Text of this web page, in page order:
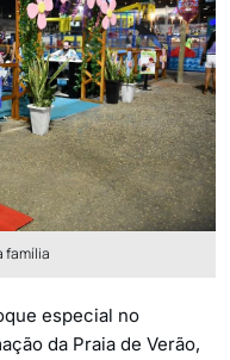
família
especial no
da Praia de Verão,